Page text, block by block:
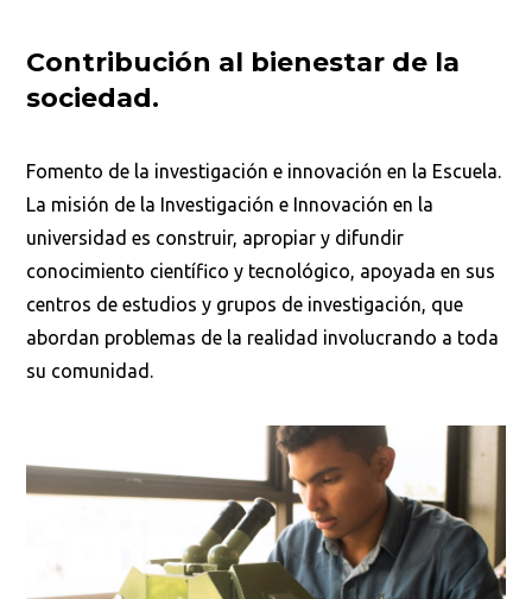
Contribución al bienestar de la
sociedad.
Fomento de la investigación e innovación en la Escuela.
La misión de la Investigación e Innovación en la
universidad es construir, apropiar y difundir
conocimiento científico y tecnológico, apoyada en sus
centros de estudios y grupos de investigación, que
abordan problemas de la realidad involucrando a toda
su comunidad.